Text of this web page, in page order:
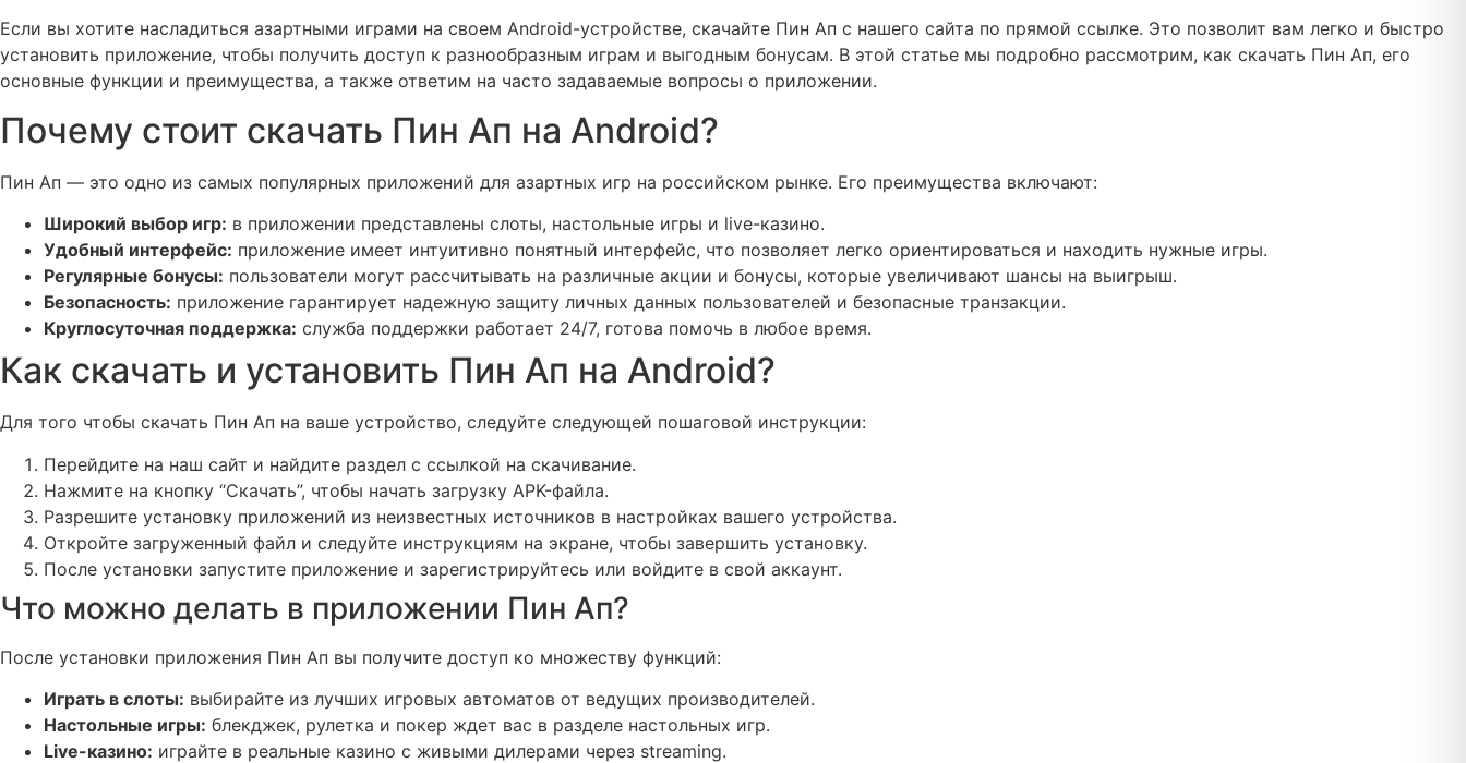
Если вы хотите насладиться азартными играми на своем Android-устройстве, скачайте Пин Ап с нашего сайта по прямой ссылке. Это позволит вам легко и быстро
установить приложение, чтобы получить доступ к разнообразным играм и выгодным бонусам. В этой статье мы подробно рассмотрим, как скачать Пин Ап, его
основные функции и преимущества, а также ответим на часто задаваемые вопросы о приложении.
Почему стоит скачать Пин Ап на Android?
Пин Ап — это одно из самых популярных приложений для азартных игр на российском рынке. Его преимущества включают:
Широкий выбор игр: в приложении представлены слоты, настольные игры и live-казино.
Удобный интерфейс: приложение имеет интуитивно понятный интерфейс, что позволяет легко ориентироваться и находить нужные игры.
Регулярные бонусы: пользователи могут рассчитывать на различные акции и бонусы, которые увеличивают шансы на выигрыш.
Безопасность: приложение гарантирует надежную защиту личных данных пользователей и безопасные транзакции.
Круглосуточная поддержка: служба поддержки работает 24/7, готова помочь в любое время.
Как скачать и установить Пин Ап на Android?
Для того чтобы скачать Пин Ап на ваше устройство, следуйте следующей пошаговой инструкции:
Перейдите на наш сайт и найдите раздел с ссылкой на скачивание.
Нажмите на кнопку “Скачать”, чтобы начать загрузку APK-файла.
Разрешите установку приложений из неизвестных источников в настройках вашего устройства.
Откройте загруженный файл и следуйте инструкциям на экране, чтобы завершить установку.
После установки запустите приложение и зарегистрируйтесь или войдите в свой аккаунт.
Что можно делать в приложении Пин Ап?
После установки приложения Пин Ап вы получите доступ ко множеству функций:
Играть в слоты: выбирайте из лучших игровых автоматов от ведущих производителей.
Настольные игры: блекджек, рулетка и покер ждет вас в разделе настольных игр.
Live-казино: играйте в реальные казино с живыми дилерами через streaming.